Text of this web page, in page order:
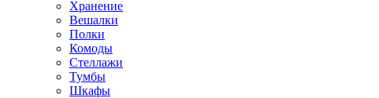
Хранение
Вешалки
Полки
Комоды
Стеллажи
Тумбы
Шкафы